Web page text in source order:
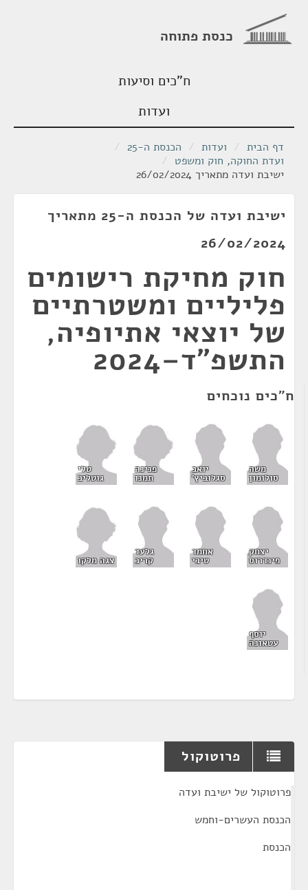
כנסת פתוחה
ח"כים וסיעות
ועדות
דף הבית / ועדות / הכנסת ה-25
/
ועדת החוקה, חוק ומשפט /
ישיבת ועדה מתאריך 26/02/2024
ישיבת ועדה של הכנסת ה-25 מתאריך
26/02/2024
חוק מחיקת רישומים
פליליים ומשטרתיים
של יוצאי אתיופיה,
התשפ"ד–2024
ח"כים נוכחים
משה
סולומון
יואב
סגלוביץ'
פנינה
תמנו
טלי
גוטליב
יצחק
פינדרוס
אחמד
טיבי
גלעד
קריב צגה מלקו
יוסף
עטאונה
פרוטוקול
פרוטוקול של ישיבת ועדה
הכנסת העשרים-וחמש
הכנסת